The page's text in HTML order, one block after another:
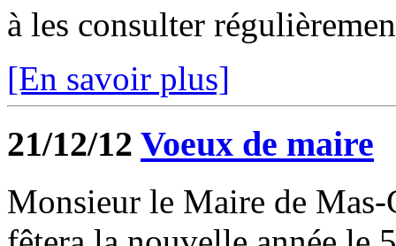
à les consulter
[En savoir plus]
21/12/12 Voeux de maire
Monsieur le Maire de